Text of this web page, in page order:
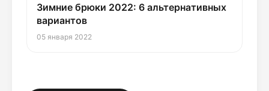
Зимние брюки 2022: 6 альтернативных
вариантов
05 января 2022